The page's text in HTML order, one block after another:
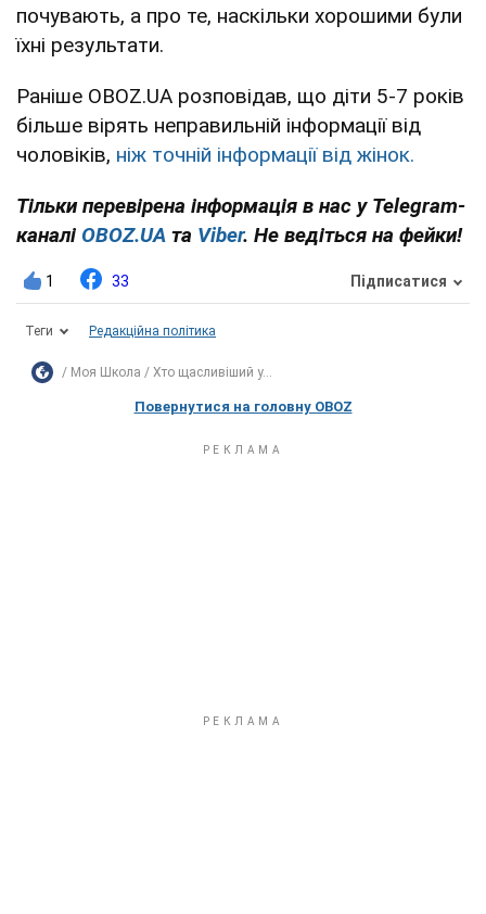
почувають, а про те, наскільки хорошими були
їхні результати.
Раніше OBOZ.UA розповідав, що діти 5-7 років
більше вірять неправильній інформації від
чоловіків, ніж точній інформації від жінок.
Тільки перевірена інформація в нас у Telegram-
каналі OBOZ.UA та Viber. Не ведіться на фейки!
1 33 Підписатися
Теги Редакційна політика
Моя Школа Хто щасливіший у...
Повернутися на головну OBOZ